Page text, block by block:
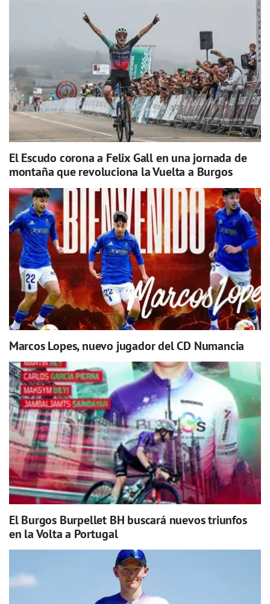
El Escudo corona a Felix Gall en una jornada de
montaña que revoluciona la Vuelta a Burgos
Marcos Lopes, nuevo jugador del CD Numancia
El Burgos Burpellet BH buscará nuevos triunfos
en la Volta a Portugal